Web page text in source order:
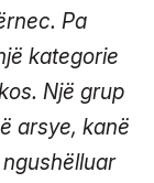
Pa
kategorie
Një grup
arsye, kanë